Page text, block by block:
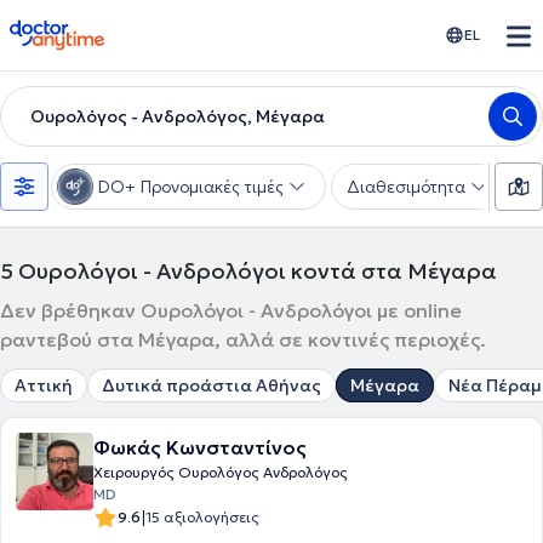
doctoranytime EL
Ουρολόγος - Ανδρολόγος, Μέγαρα
DO+ Προνομιακές τιμές Διαθεσιμότητα
5 Ουρολόγοι - Ανδρολόγοι κοντά στα Μέγαρα
Δεν βρέθηκαν Ουρολόγοι - Ανδρολόγοι με online
ραντεβού στα Μέγαρα, αλλά σε κοντινές περιοχές.
Αττική Δυτικά προάστια Αθήνας Μέγαρα Νέα
Φωκάς Κωνσταντίνος
Χειρουργός Ουρολόγος Ανδρολόγος
MD
9.6|15 αξιολογήσεις